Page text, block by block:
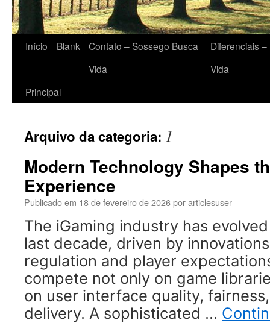
Início Blank
Contato – Sossego Busca
Vida
Diferenciais
Vida
Principal
Arquivo da categoria: 1
Modern Technology Shapes
Experience
Publicado em 18 de fevereiro de 2026porarticlesuser
The iGaming industry has
last decade, driven by
regulation and player
compete not only on game
on user interface quality,
delivery. A sophisticated …